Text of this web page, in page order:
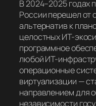
В 2024–2025 годах
России перешел от
альтернатив к
целостных ИТ-
программное
любой ИТ-
операционные
виртуализации —
направлением для
независимости